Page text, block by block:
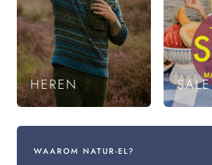
HEREN SALE
WAAROM NATUR-EL?